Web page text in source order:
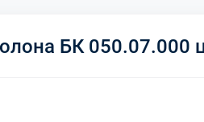
БК 050.07.000